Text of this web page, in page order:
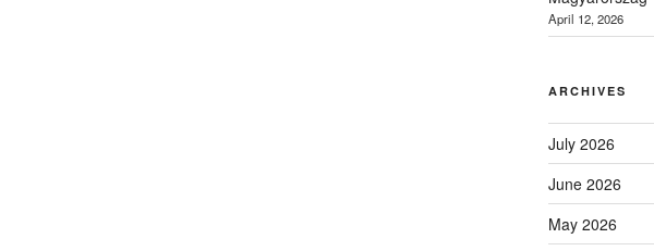
April 12, 2026
ARCHIVES
July 2026
June 2026
May 2026